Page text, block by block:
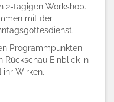
2-tägigen Workshop.
mit der
Programmpunkten
Einblick in
ihr Wirken.